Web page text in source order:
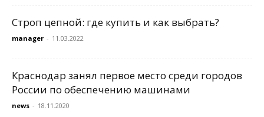
Строп цепной: где купить и как выбрать?
manager - 11.03.2022
Краснодар занял первое место среди городов
России по обеспечению машинами
news - 18.11.2020